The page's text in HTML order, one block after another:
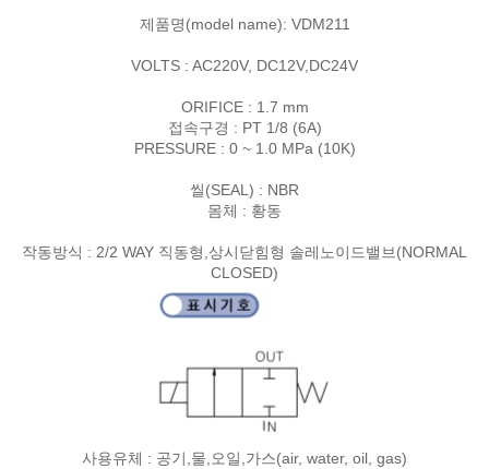
제품명(model name): VDM211
VOLTS : AC220V, DC12V,DC24V
ORIFICE : 1.7 mm
접속구경 : PT 1/8 (6A)
PRESSURE : 0 ~ 1.0 MPa (10K)
씰(SEAL) : NBR
몸체 : 황동
작동방식 : 2/2 WAY 직동형,상시닫힘형 솔레노이드밸브(NORMAL
CLOSED)
사용유체 : 공기,물,오일,가스(air, water, oil, gas)